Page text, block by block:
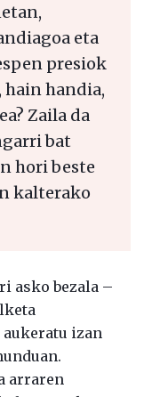
eta
presiok
hain handia,
Zaila da
bat
hori beste
kalterako
asko bezala –
izan
arraren